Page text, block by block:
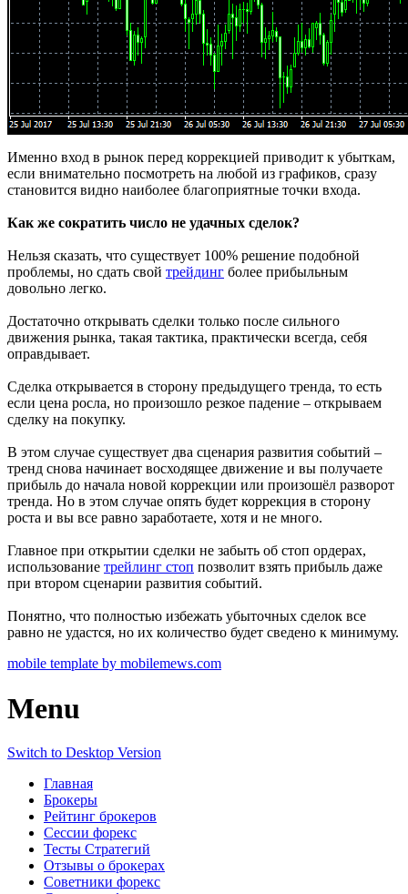
Именно вход в рынок перед коррекцией приводит к убыткам,
если внимательно посмотреть на любой из графиков, сразу
становится видно наиболее благоприятные точки входа.
Как же сократить число не удачных сделок?
Нельзя сказать, что существует 100% решение подобной
проблемы, но сдать свой трейдинг более прибыльным
довольно легко.
Достаточно открывать сделки только после сильного
движения рынка, такая тактика, практически всегда, себя
оправдывает.
Сделка открывается в сторону предыдущего тренда, то есть
если цена росла, но произошло резкое падение – открываем
сделку на покупку.
В этом случае существует два сценария развития событий –
тренд снова начинает восходящее движение и вы получаете
прибыль до начала новой коррекции или произошёл разворот
тренда. Но в этом случае опять будет коррекция в сторону
роста и вы все равно заработаете, хотя и не много.
Главное при открытии сделки не забыть об стоп ордерах,
использование трейлинг стоп позволит взять прибыль даже
при втором сценарии развития событий.
Понятно, что полностью избежать убыточных сделок все
равно не удастся, но их количество будет сведено к минимуму.
mobile template by mobilemews.com
Menu
Switch to Desktop Version
Главная
Брокеры
Рейтинг брокеров
Сессии форекс
Тесты Стратегий
Отзывы о брокерах
Советники форекс